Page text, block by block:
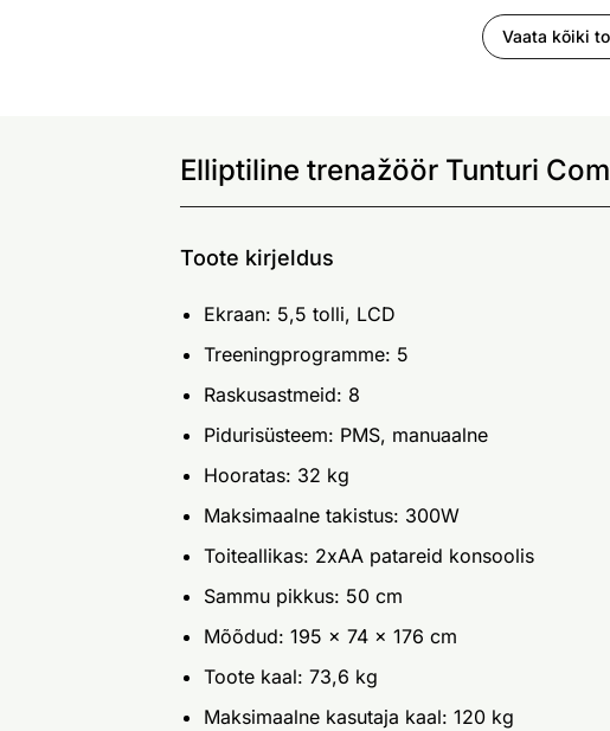
Vaata kõiki
Elliptiline trenažöör Tunturi
Toote kirjeldus
Ekraan: 5,5 tolli, LCD
Treeningprogramme: 5
Raskusastmeid: 8
Pidurisüsteem: PMS, manuaalne
Hooratas: 32 kg
Maksimaalne takistus: 300W
Toiteallikas: 2xAA patareid konsoolis
Sammu pikkus: 50 cm
Mõõdud: 195 x 74 x 176 cm
Toote kaal: 73,6 kg
Maksimaalne kasutaja kaal: 120 kg